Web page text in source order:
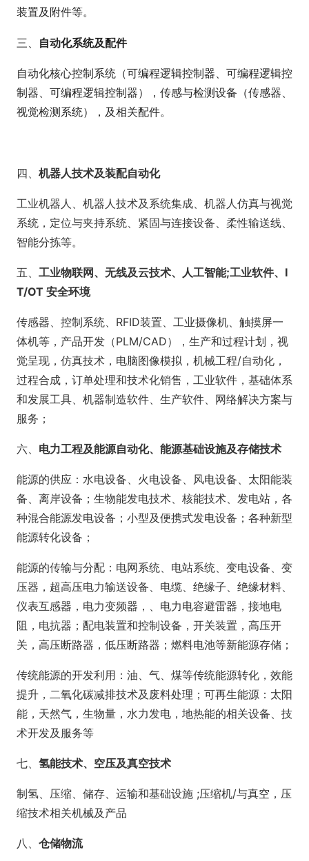
装置及附件等。
三、 自动化系统及配件
自动化核心控制系统（可编程逻辑控制器、可编程逻辑控
制器、可编程逻辑控制器），传感与检测设备（传感器、
视觉检测系统），及相关配件。
四、 机器人技术及装配自动化
工业机器人、机器人技术及系统集成、机器人仿真与视觉
系统，定位与夹持系统、紧固与连接设备、柔性输送线、
智能分拣等。
五、 工业物联网、无线及云技术、人工智能;工业软件、I
T/OT 安全环境
传感器、控制系统、RFID装置、工业摄像机、触摸屏一
体机等，产品开发（PLM/CAD），生产和过程计划，视
觉呈现，仿真技术，电脑图像模拟，机械工程/自动化，
过程合成，订单处理和技术化销售，工业软件，基础体系
和发展工具、机器制造软件、生产软件、网络解决方案与
服务；
六、 电力工程及能源自动化、能源基础设施及存储技术
能源的供应：水电设备、火电设备、风电设备、太阳能装
备、离岸设备；生物能发电技术、核能技术、发电站，各
种混合能源发电设备；小型及便携式发电设备；各种新型
能源转化设备；
能源的传输与分配：电网系统、电站系统、变电设备、变
压器，超高压电力输送设备、电缆、绝缘子、绝缘材料、
仪表互感器，电力变频器，、电力电容避雷器，接地电
阻，电抗器；配电装置和控制设备，开关装置，高压开
关，高压断路器，低压断路器；燃料电池等新能源存储；
传统能源的开发利用：油、气、煤等传统能源转化，效能
提升，二氧化碳减排技术及废料处理；可再生能源：太阳
能，天然气，生物量，水力发电，地热能的相关设备、技
术开发及服务等
七、 氢能技术、空压及真空技术
制氢、压缩、储存、运输和基础设施 ;压缩机/与真空，压
缩技术相关机械及产品
八、 仓储物流